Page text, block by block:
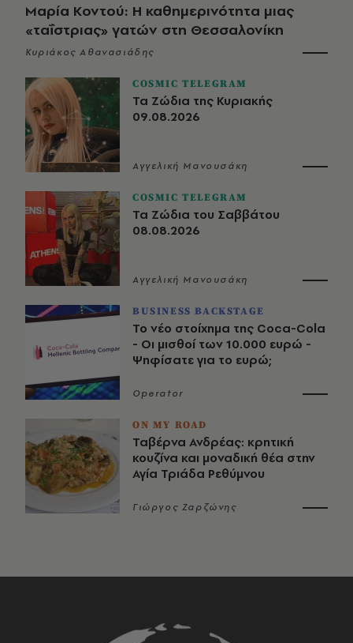
Μαρία Κοντού: Η καθημερινότητα μιας
«ταΐστριας» γατών στη Θεσσαλονίκη
Κυριάκος Αθανασιάδης
COSMIC TELEGRAM
Τα Ζώδια της Κυριακής
09.08.2026
Αγγελική Μανουσάκη
COSMIC TELEGRAM
Τα Ζώδια του Σαββάτου
08.08.2026
Αγγελική Μανουσάκη
BUSINESS BACKSTAGE
Το νέο στοίχημα της Coca-Cola
- Οι μισθοί των 10.000 ευρώ -
Ψηφίσατε για το ευρώ;
Operator
ON MY ROAD
Ταβέρνα Ανδρέας: κρητική
κουζίνα και μοναδική θέα στην
Αγία Τριάδα Ρεθύμνου
Γιώργος Ζαρζώνης